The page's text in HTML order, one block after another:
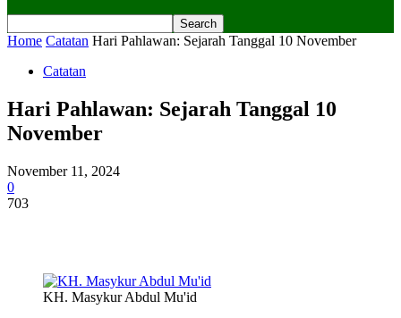
Home Catatan Hari Pahlawan: Sejarah Tanggal 10 November
Catatan
Hari Pahlawan: Sejarah Tanggal 10
November
November 11, 2024
0
703
KH. Masykur Abdul Mu'id